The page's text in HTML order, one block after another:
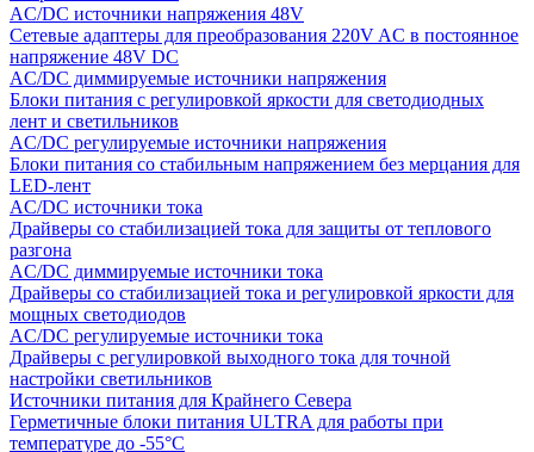
AC/DC источники напряжения 48V
Сетевые адаптеры для преобразования 220V AC в постоянное
напряжение 48V DC
AC/DC диммируемые источники напряжения
Блоки питания с регулировкой яркости для светодиодных
лент и светильников
AC/DC регулируемые источники напряжения
Блоки питания со стабильным напряжением без мерцания для
LED-лент
AC/DC источники тока
Драйверы со стабилизацией тока для защиты от теплового
разгона
AC/DC диммируемые источники тока
Драйверы со стабилизацией тока и регулировкой яркости для
мощных светодиодов
AC/DC регулируемые источники тока
Драйверы с регулировкой выходного тока для точной
настройки светильников
Источники питания для Крайнего Севера
Герметичные блоки питания ULTRA для работы при
температуре до -55°C